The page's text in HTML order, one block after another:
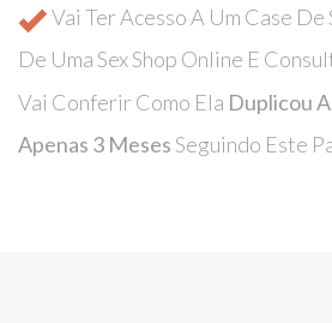
Vai Ter Acesso A Um Case
De Uma Sex Shop Online E
Vai Conferir Como Ela Duplicou
Apenas 3 MesesSeguindo Este